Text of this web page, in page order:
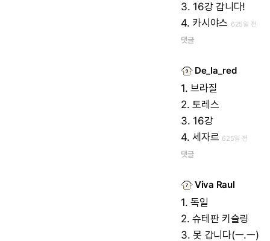
3. 16강 갑니다!
4. 카시야스 625일 전
댓글
De_la_red
1. 브라질
2.토레스
3. 16강
4.세자르 625일 전
댓글
Viva Raul
1. 독일
2.슈테판 키슬링
3.못 갑니다(ㅡ.ㅡ)